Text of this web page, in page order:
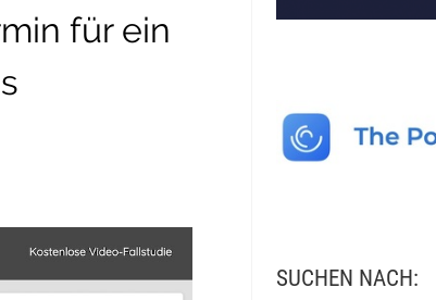
für ein
SUCHEN NACH: